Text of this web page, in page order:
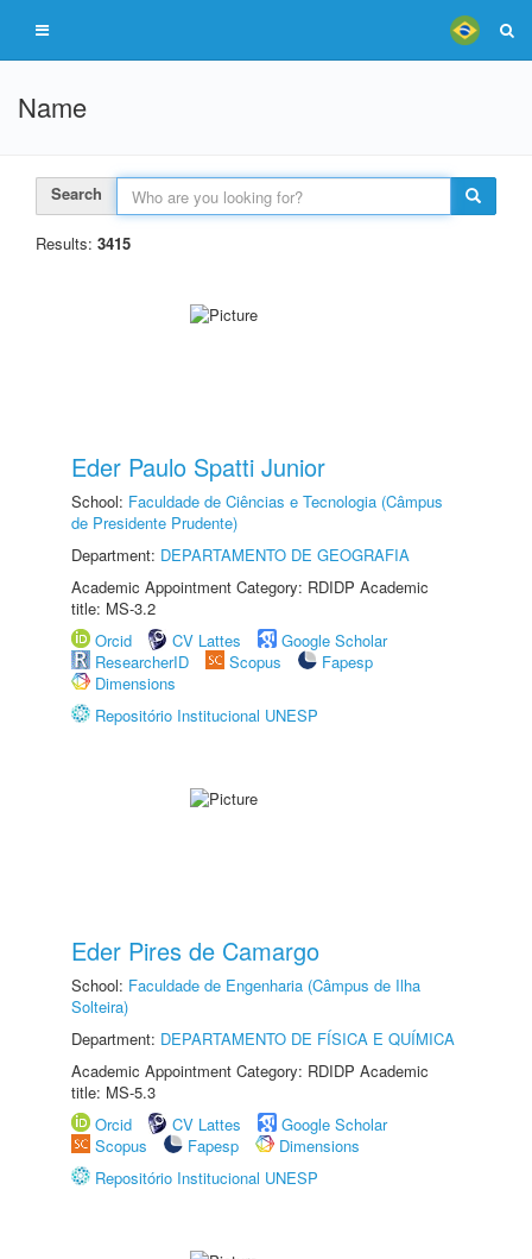
Name
Search
Results: 3415
Eder Paulo Spatti Junior
School: Faculdade de Ciências e Tecnologia (Câmpus
de Presidente Prudente)
Department: DEPARTAMENTO DE GEOGRAFIA
Academic Appointment Category: RDIDP Academic
title: MS-3.2
Orcid
CV Lattes
Google Scholar
ResearcherID
Scopus
Fapesp
Dimensions
Repositório Institucional UNESP
Eder Pires de Camargo
School: Faculdade de Engenharia (Câmpus de Ilha
Solteira)
Department: DEPARTAMENTO DE FÍSICA E QUÍMICA
Academic Appointment Category: RDIDP Academic
title: MS-5.3
Orcid
CV Lattes
Google Scholar
Scopus
Fapesp
Dimensions
Repositório Institucional UNESP